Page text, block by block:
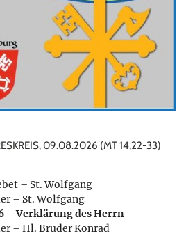
09.08.2026 (MT 14,22-33)
– St. Wolfgang
– St. Wolfgang
– Verklärung des Herrn
– Hl. Bruder Konrad